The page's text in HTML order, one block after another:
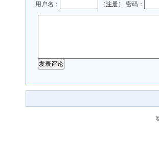
用户名： （注册） 密码：